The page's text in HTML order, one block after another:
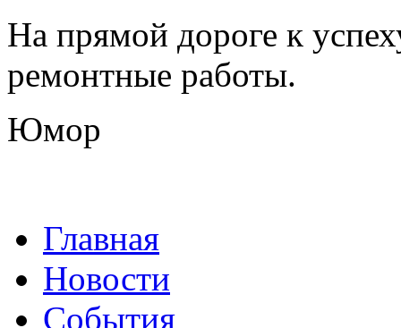
На прямой дороге к
ремонтные работы.
Юмор
Главная
Новости
События